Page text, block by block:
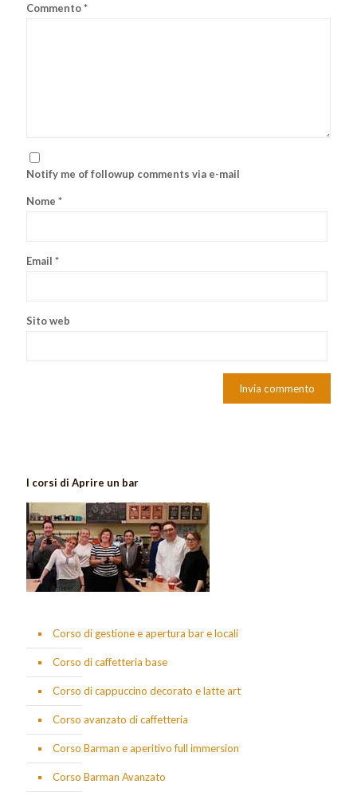
Commento*
Notify me of followup comments via e-mail
Nome *
Email *
Sito web
I corsi di Aprire un bar
Corso di gestione e apertura bar e locali
Corso di caffetteria base
Corso di cappuccino decorato e latte art
Corso avanzato di caffetteria
Corso Barman e aperitivo full immersion
Corso Barman Avanzato